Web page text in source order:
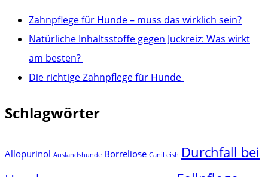
Zahnpflege für Hunde – muss das wirklich sein?
Natürliche Inhaltsstoffe gegen Juckreiz: Was wirkt
am besten?
Die richtige Zahnpflege für Hunde
Schlagwörter
Allopurinol Auslandshunde Borreliose CaniLeish Durchfall bei